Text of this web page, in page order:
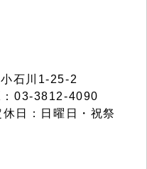
石川1-25-2
03-3812-4090
日：日曜日・祝祭